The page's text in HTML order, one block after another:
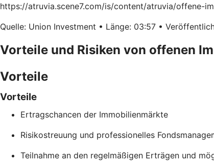
https://atruvia.scene7.com/is/content/atruvia/offene-
Quelle: Union Investment • Länge: 03:57 •
Vorteile und Risiken von offenen
Vorteile
Vorteile
Ertragschancen der Immobilienmärkte
Risikostreuung und professionelles
Teilnahme an den regelmäßigen Erträgen und